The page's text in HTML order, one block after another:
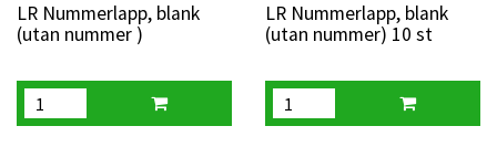
LR Nummerlapp, blank
(utan nummer )
LR Nummerlapp, blank
(utan nummer) 10 st